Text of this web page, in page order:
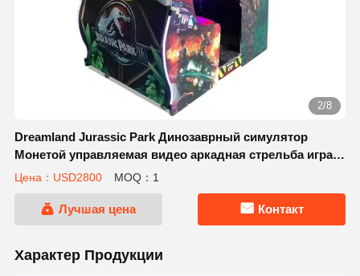
2/8
Dreamland Jurassic Park Динозаврный симулятор
Монетой управляемая видео аркадная стрельба игра
предлагает беспроблемную интеграцию английского
парках развлечений
Цена：USD2800 MOQ：1
Лучшая цена Контакт
Характер Продукции